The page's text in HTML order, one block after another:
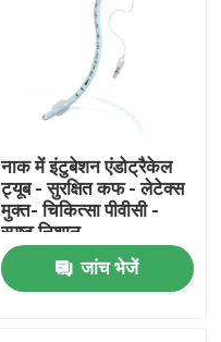
नाक में इंटुबेशन एंडोट्रैकेल
ट्यूब - सुरक्षित कफ - लेटेक्स
मुक्त- चिकित्सा पीवीसी -
स्पष्ट निशान
जांच भेजें